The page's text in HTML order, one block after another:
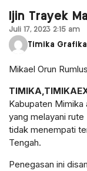
Ijin Trayek
Juli 17, 2023 2:15 am
Timika
Mikael Orun
Kabupaten Mimika
yang melayani
tidak menempati
Tengah.
Penegasan ini